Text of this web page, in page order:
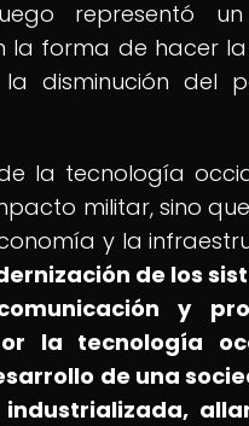
representó
la forma de hacer
disminución del
la tecnología
militar, sino
y la
de los
y
la tecnología
de una